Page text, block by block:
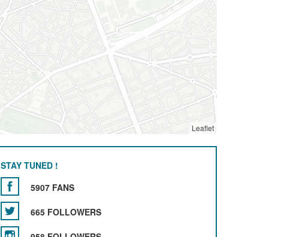
Leaflet
STAY TUNED !
5907 FANS
665 FOLLOWERS